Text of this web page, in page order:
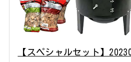
【スペシャルセット】